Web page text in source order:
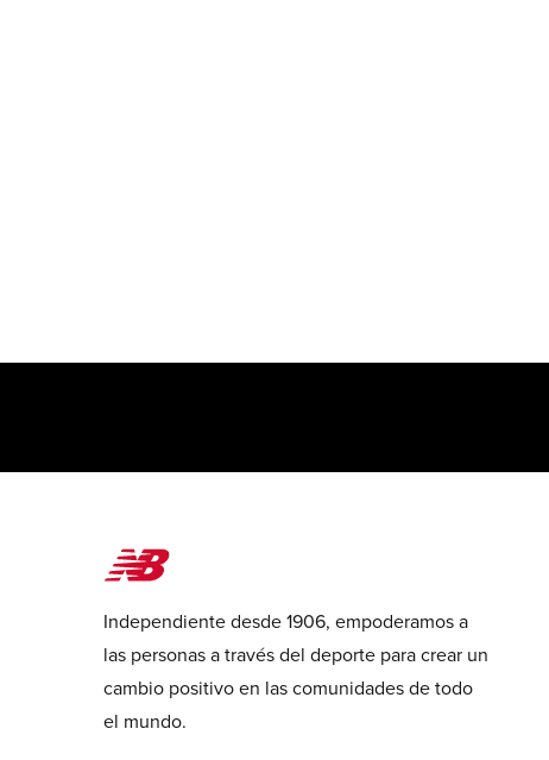
Independiente desde 1906, empoderamos a
las personas a través del deporte para crear un
cambio positivo en las comunidades de todo
el mundo.